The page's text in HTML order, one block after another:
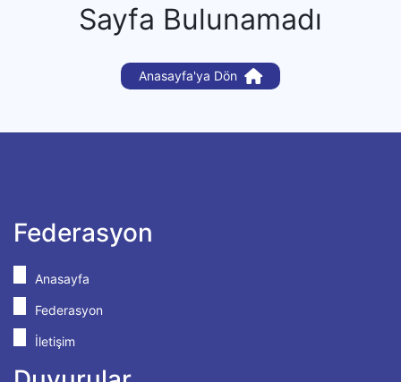
Sayfa Bulunamadı
Anasayfa'ya Dön
Federasyon
Anasayfa
Federasyon
İletişim